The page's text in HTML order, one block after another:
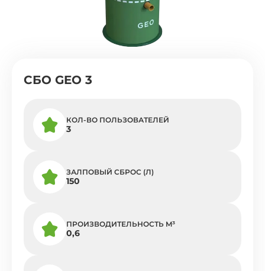
СБО GEO 3
КОЛ-ВО ПОЛЬЗОВАТЕЛЕЙ
3
ЗАЛПОВЫЙ СБРОС (Л)
150
ПРОИЗВОДИТЕЛЬНОСТЬ M³
0,6